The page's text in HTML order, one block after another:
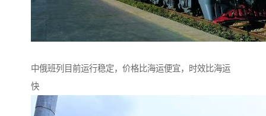
中俄班列目前运行稳定，价格比海运便宜，时效比海运
快